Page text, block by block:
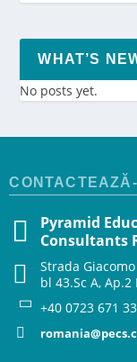
WHAT’S
No posts yet.
Pyramid
Consultants
Strada
bl 43.Sc A,
+40 0723 671